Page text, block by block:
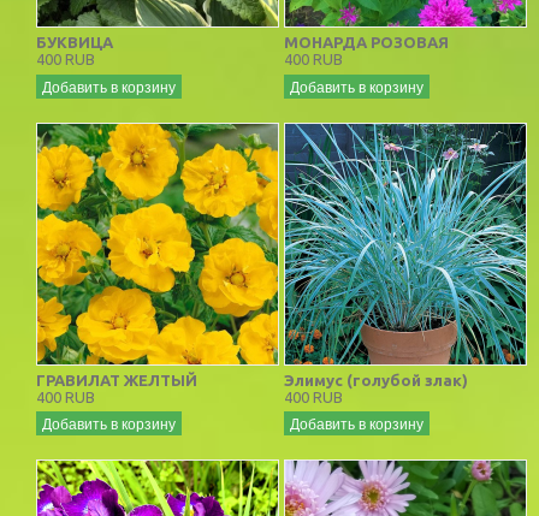
БУКВИЦА
400 RUB
Добавить в корзину
МОНАРДА РОЗОВАЯ
400 RUB
Добавить в корзину
ГРАВИЛАТ ЖЕЛТЫЙ
400 RUB
Добавить в корзину
Элимус (голубой злак)
400 RUB
Добавить в корзину